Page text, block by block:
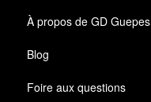
À propos de GD Guepes
Blog
Foire aux questions